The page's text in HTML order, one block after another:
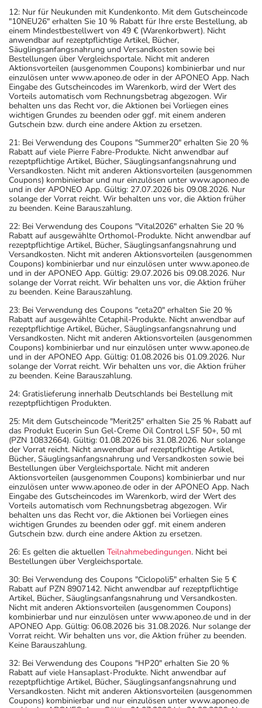
12: Nur für Neukunden mit Kundenkonto. Mit dem Gutscheincode
"10NEU26" erhalten Sie 10 % Rabatt für Ihre erste Bestellung, ab
einem Mindestbestellwert von 49 € (Warenkorbwert). Nicht
anwendbar auf rezeptpflichtige Artikel, Bücher,
Säuglingsanfangsnahrung und Versandkosten sowie bei
Bestellungen über Vergleichsportale. Nicht mit anderen
Aktionsvorteilen (ausgenommen Coupons) kombinierbar und nur
einzulösen unter www.aponeo.de oder in der APONEO App. Nach
Eingabe des Gutscheincodes im Warenkorb, wird der Wert des
Vorteils automatisch vom Rechnungsbetrag abgezogen. Wir
behalten uns das Recht vor, die Aktionen bei Vorliegen eines
wichtigen Grundes zu beenden oder ggf. mit einem anderen
Gutschein bzw. durch eine andere Aktion zu ersetzen.
21: Bei Verwendung des Coupons "Summer20" erhalten Sie 20 %
Rabatt auf viele Pierre Fabre-Produkte. Nicht anwendbar auf
rezeptpflichtige Artikel, Bücher, Säuglingsanfangsnahrung und
Versandkosten. Nicht mit anderen Aktionsvorteilen (ausgenommen
Coupons) kombinierbar und nur einzulösen unter www.aponeo.de
und in der APONEO App. Gültig: 27.07.2026 bis 09.08.2026. Nur
solange der Vorrat reicht. Wir behalten uns vor, die Aktion früher
zu beenden. Keine Barauszahlung.
22: Bei Verwendung des Coupons "Vital2026" erhalten Sie 20 %
Rabatt auf ausgewählte Orthomol-Produkte. Nicht anwendbar auf
rezeptpflichtige Artikel, Bücher, Säuglingsanfangsnahrung und
Versandkosten. Nicht mit anderen Aktionsvorteilen (ausgenommen
Coupons) kombinierbar und nur einzulösen unter www.aponeo.de
und in der APONEO App. Gültig: 29.07.2026 bis 09.08.2026. Nur
solange der Vorrat reicht. Wir behalten uns vor, die Aktion früher
zu beenden. Keine Barauszahlung.
23: Bei Verwendung des Coupons "ceta20" erhalten Sie 20 %
Rabatt auf ausgewählte Cetaphil-Produkte. Nicht anwendbar auf
rezeptpflichtige Artikel, Bücher, Säuglingsanfangsnahrung und
Versandkosten. Nicht mit anderen Aktionsvorteilen (ausgenommen
Coupons) kombinierbar und nur einzulösen unter www.aponeo.de
und in der APONEO App. Gültig: 01.08.2026 bis 01.09.2026. Nur
solange der Vorrat reicht. Wir behalten uns vor, die Aktion früher
zu beenden. Keine Barauszahlung.
24: Gratislieferung innerhalb Deutschlands bei Bestellung mit
rezeptpflichtigen Produkten.
25: Mit dem Gutscheincode "Merit25" erhalten Sie 25 % Rabatt auf
das Produkt Eucerin Sun Gel-Creme Oil Control LSF 50+, 50 ml
(PZN 10832664). Gültig: 01.08.2026 bis 31.08.2026. Nur solange
der Vorrat reicht. Nicht anwendbar auf rezeptpflichtige Artikel,
Bücher, Säuglingsanfangsnahrung und Versandkosten sowie bei
Bestellungen über Vergleichsportale. Nicht mit anderen
Aktionsvorteilen (ausgenommen Coupons) kombinierbar und nur
einzulösen unter www.aponeo.de oder in der APONEO App. Nach
Eingabe des Gutscheincodes im Warenkorb, wird der Wert des
Vorteils automatisch vom Rechnungsbetrag abgezogen. Wir
behalten uns das Recht vor, die Aktionen bei Vorliegen eines
wichtigen Grundes zu beenden oder ggf. mit einem anderen
Gutschein bzw. durch eine andere Aktion zu ersetzen.
26: Es gelten die aktuellen Teilnahmebedingungen. Nicht bei
Bestellungen über Vergleichsportale.
30: Bei Verwendung des Coupons "Ciclopoli5" erhalten Sie 5 €
Rabatt auf PZN 8907142. Nicht anwendbar auf rezeptpflichtige
Artikel, Bücher, Säuglingsanfangsnahrung und Versandkosten.
Nicht mit anderen Aktionsvorteilen (ausgenommen Coupons)
kombinierbar und nur einzulösen unter www.aponeo.de und in der
APONEO App. Gültig: 06.08.2026 bis 31.08.2026. Nur solange der
Vorrat reicht. Wir behalten uns vor, die Aktion früher zu beenden.
Keine Barauszahlung.
32: Bei Verwendung des Coupons "HP20" erhalten Sie 20 %
Rabatt auf viele Hansaplast-Produkte. Nicht anwendbar auf
rezeptpflichtige Artikel, Bücher, Säuglingsanfangsnahrung und
Versandkosten. Nicht mit anderen Aktionsvorteilen (ausgenommen
Coupons) kombinierbar und nur einzulösen unter www.aponeo.de